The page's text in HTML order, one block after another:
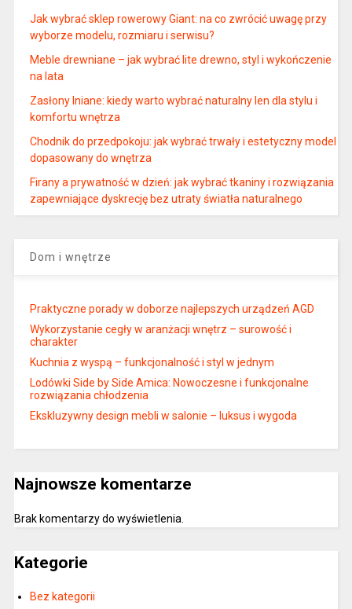
Jak wybrać sklep rowerowy Giant: na co zwrócić uwagę przy
wyborze modelu, rozmiaru i serwisu?
Meble drewniane – jak wybrać lite drewno, styl i wykończenie
na lata
Zasłony lniane: kiedy warto wybrać naturalny len dla stylu i
komfortu wnętrza
Chodnik do przedpokoju: jak wybrać trwały i estetyczny model
dopasowany do wnętrza
Firany a prywatność w dzień: jak wybrać tkaniny i rozwiązania
zapewniające dyskrecję bez utraty światła naturalnego
Dom i wnętrze
Praktyczne porady w doborze najlepszych urządzeń AGD
Wykorzystanie cegły w aranżacji wnętrz – surowość i
charakter
Kuchnia z wyspą – funkcjonalność i styl w jednym
Lodówki Side by Side Amica: Nowoczesne i funkcjonalne
rozwiązania chłodzenia
Ekskluzywny design mebli w salonie – luksus i wygoda
Najnowsze komentarze
Brak komentarzy do wyświetlenia.
Kategorie
Bez kategorii